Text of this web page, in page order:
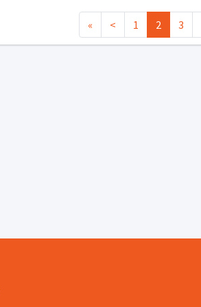
« < 1 2 3